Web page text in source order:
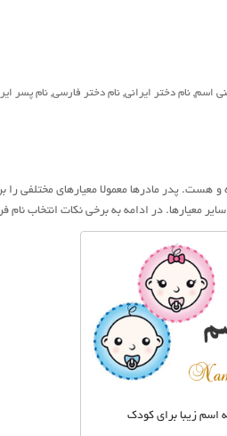
اسم, نام دختر ایرانی, نام دختر فارسی, نام پسر
پدر مادرها معمولا معیارهای مختلفی را
معیارها. در ادامه به برخی نکات انتخاب نام
اسم زیبا برای کودک